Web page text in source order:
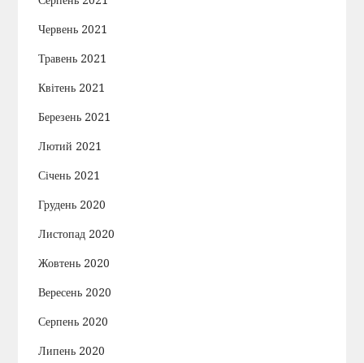
Червень 2021
Травень 2021
Квітень 2021
Березень 2021
Лютий 2021
Січень 2021
Грудень 2020
Листопад 2020
Жовтень 2020
Вересень 2020
Серпень 2020
Липень 2020